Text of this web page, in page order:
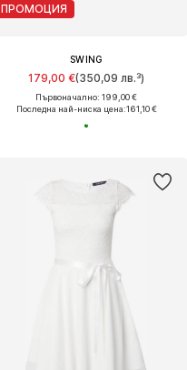
ПРОМОЦИЯ
SWING
179,00 €(350,09 лв.³)
Първоначално: 199,00 €
Последна най-ниска цена:161,10 €